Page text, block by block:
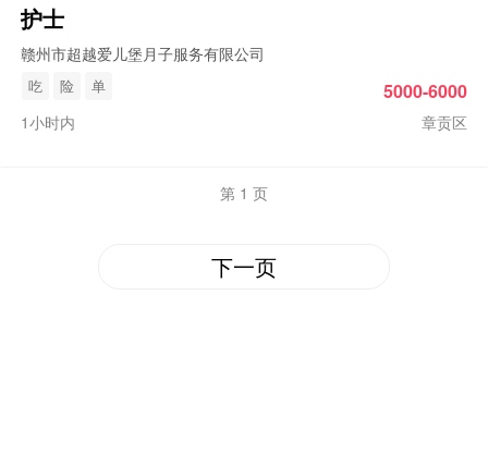
护士
赣州市超越爱儿堡月子服务有限公司
吃 险 单
1小时内 章贡区
5000-6000
第 1 页
下一页